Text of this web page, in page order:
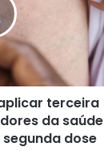
terceira
da saúde
dose